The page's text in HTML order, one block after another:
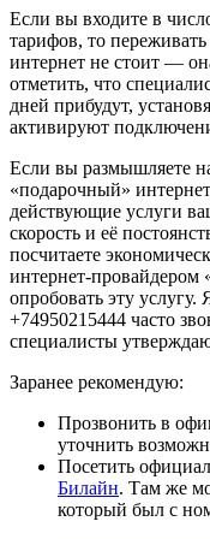
Если вы входите в
тарифов, то переживать
интернет не стоит —
отметить, что
дней прибудут,
активируют
Если вы размышляете
«подарочный»
действующие услуги
скорость и её
посчитаете
интернет-
опробовать эту
+74950215444 часто
специалисты
Заранее рекомендую:
Прозвонить в
уточнить
Посетить
Билайн. Там же
который был с